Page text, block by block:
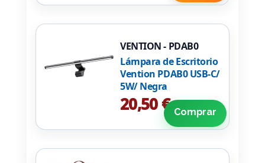
VENTION - PDAB0
Lámpara de Escritorio
Vention PDAB0 USB-C/
5W/ Negra
20,50 € Comprar